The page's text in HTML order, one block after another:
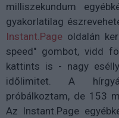
milliszekundum
gyakorlatilag
Instant.Page oldalán
speed" gombot, vidd
kattints is - nagy
időlimitet. A
próbálkoztam, de 153
Az Instant.Page